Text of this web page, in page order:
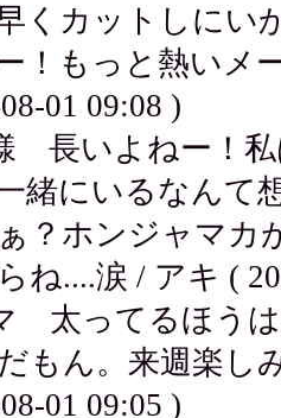
くカットしにい
！もっと熱いメ
01 09:08 )
長いよねー！私
緒にいるなんて
？ホンジャマカ
ね....涙 / アキ (
太ってるほうは
もん。来週楽し
01 09:05 )